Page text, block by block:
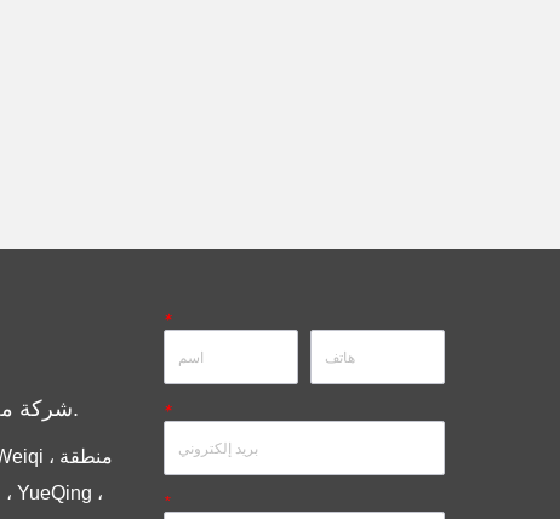
شركة مجموعة أنديلي المحدودة.
*
*
*